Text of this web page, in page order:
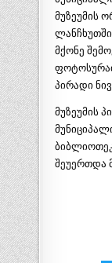
მუზეუმის
მქონე
პირადი
მუზეუმის
შეუერთდა